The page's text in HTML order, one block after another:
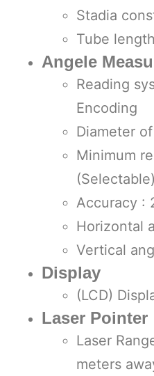
Stadia
Tube
Angele
Reading
Encoding
Diameter
Minimum
(Selectable)
Accuracy :
Horizontal
Vertical
Display
(LCD)
Laser Pointer
Laser
meters